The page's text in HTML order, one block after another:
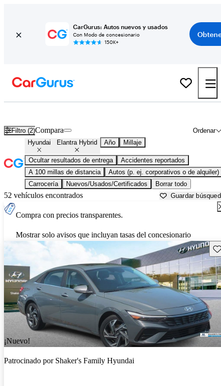
CarGurus: Autos nuevos y usados
Con Modo de concesionario
150K+
Filtro (2) Ordenar
Compara
Hyundai Elantra Hybrid Año Millaje
Ocultar resultados de entrega
Accidentes reportados
A 100 millas de distancia
Autos (p. ej. corporativos o de alquiler)
Carrocería
Nuevos/Usados/Certificados Borrar todo
52 vehículos encontrados Guardar
Compra con precios transparentes.
Mostrar solo avisos que incluyan tasas del concesionario
¡Nuevo!
Patrocinado por Shaker's Family Hyundai